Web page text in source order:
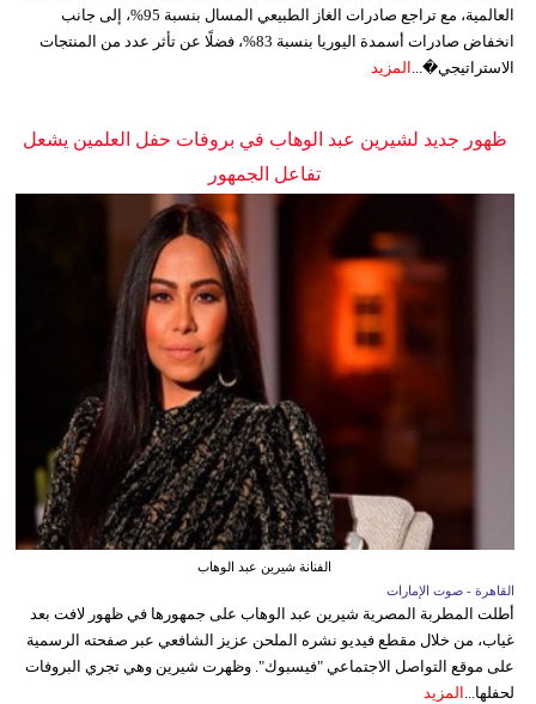
العالمية، مع تراجع صادرات الغاز الطبيعي المسال بنسبة 95%، إلى جانب
انخفاض صادرات أسمدة اليوريا بنسبة 83%، فضلًا عن تأثر عدد من المنتجات
الاستراتيجي�... المزيد
ظهور جديد لشيرين عبد الوهاب في بروفات حفل العلمين يشعل
تفاعل الجمهور
الفنانة شيرين عبد الوهاب
القاهرة - صوت الإمارات
أطلت المطربة المصرية شيرين عبد الوهاب على جمهورها في ظهور لافت بعد
غياب، من خلال مقطع فيديو نشره الملحن عزيز الشافعي عبر صفحته الرسمية
على موقع التواصل الاجتماعي "فيسبوك". وظهرت شيرين وهي تجري البروفات
لحفلها... المزيد